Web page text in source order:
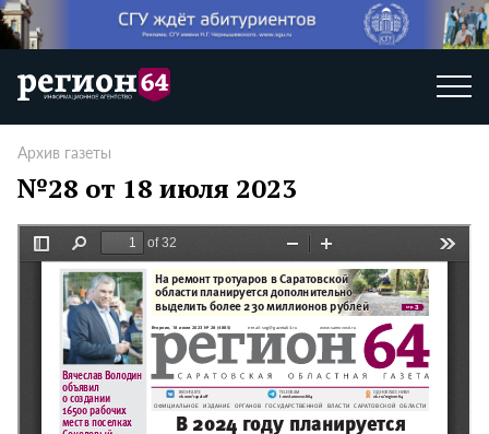
Архив газеты
№28 от 18 июля 2023